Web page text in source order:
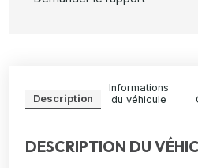
Description
Informations
du véhicule
DESCRIPTION DU